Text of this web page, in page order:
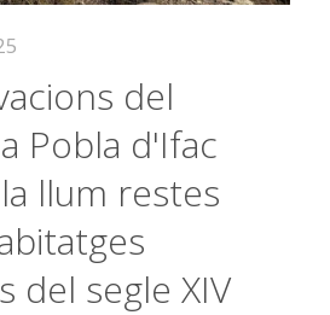
del
Pobla d'Ifac
llum restes
del segle XIV